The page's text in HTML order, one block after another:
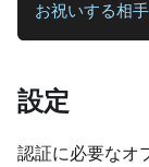
お祝いする相
設定
認証に必要なオ